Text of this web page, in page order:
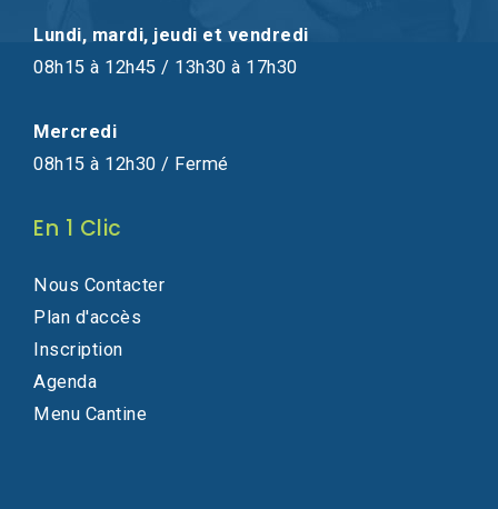
Lundi, mardi, jeudi et vendredi
08h15 à 12h45 / 13h30 à 17h30
Mercredi
08h15 à 12h30 / Fermé
En 1 Clic
Nous Contacter
Plan d'accès
Inscription
Agenda
Menu Cantine